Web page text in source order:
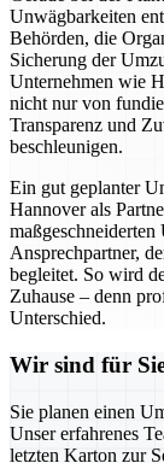
Unwägbarkeiten
Behörden, die
Sicherung der
Unternehmen wie
nicht nur von
Transparenz und
beschleunigen.
Ein gut geplanter
Hannover als
maßgeschneiderten
Ansprechpartner,
begleitet. So wird
Zuhause – denn
Unterschied.
Wir sind für
Sie planen einen
Unser erfahrenes
letzten Karton zur